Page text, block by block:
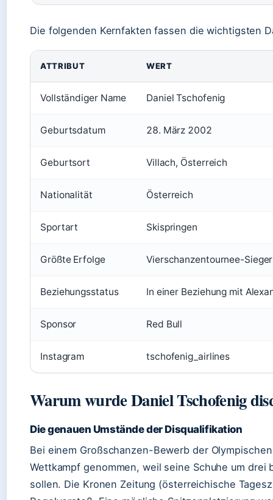
Die folgenden Kernfakten fassen die wichtigsten
ATTRIBUT WERT
Vollständiger Name Daniel Tschofenig
Geburtsdatum 28. März 2002
Geburtsort Villach, Österreich
Nationalität Österreich
Sportart Skispringen
Größte Erfolge Vierschanzentournee-
Beziehungsstatus In einer Beziehung mit
Sponsor Red Bull
Instagram tschofenig_airlines
Warum wurde Daniel Tschofenig
Die genauen Umstände der Disqualifikation
Bei einem Großschanzen-Bewerb der
Wettkampf genommen, weil seine Schuhe um
sollen. Die Kronen Zeitung (österreichische